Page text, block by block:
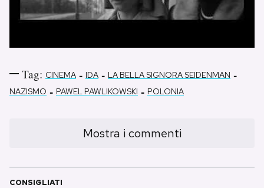
Tag: CINEMA - IDA - LA BELLA SIGNORA SEIDENMAN -
NAZISMO - PAWEL PAWLIKOWSKI - POLONIA
Mostra i commenti
CONSIGLIATI